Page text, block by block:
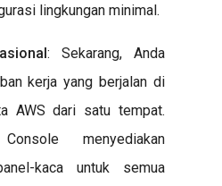
lingkungan minimal.
: Sekarang, Anda
kerja yang berjalan di
AWS dari satu tempat.
menyediakan
kaca untuk semua